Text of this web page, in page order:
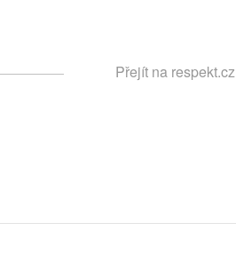
Přejít na respekt.cz